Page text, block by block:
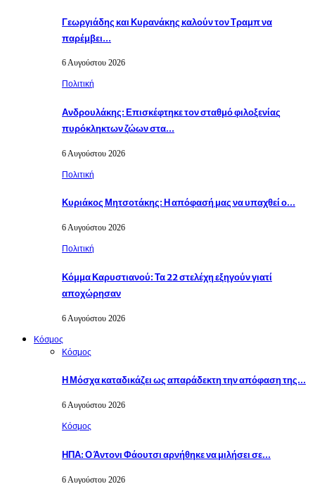
Γεωργιάδης και Κυρανάκης καλούν τον Τραμπ να
παρέμβει…
6 Αυγούστου 2026
Πολιτική
Ανδρουλάκης: Επισκέφτηκε τον σταθμό φιλοξενίας
πυρόκληκτων ζώων στα…
6 Αυγούστου 2026
Πολιτική
Κυριάκος Μητσοτάκης: Η απόφασή μας να υπαχθεί ο…
6 Αυγούστου 2026
Πολιτική
Κόμμα Καρυστιανού: Τα 22 στελέχη εξηγούν γιατί
αποχώρησαν
6 Αυγούστου 2026
Κόσμος
Κόσμος
Η Μόσχα καταδικάζει ως απαράδεκτη την απόφαση της…
6 Αυγούστου 2026
Κόσμος
ΗΠΑ: Ο Άντονι Φάουτσι αρνήθηκε να μιλήσει σε…
6 Αυγούστου 2026